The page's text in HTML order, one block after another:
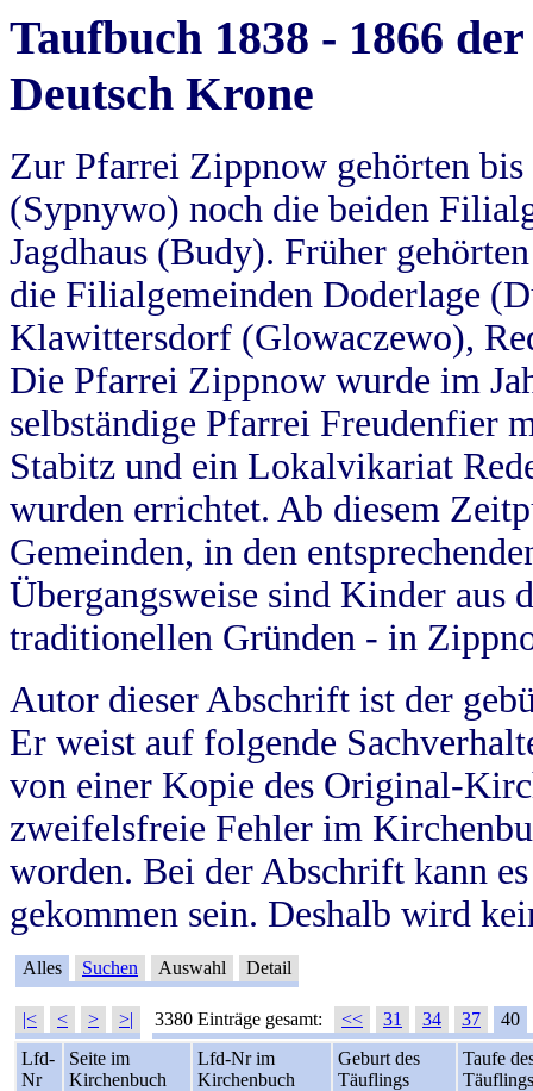
Taufbuch 1838 - 1866
Deutsch Krone
Zur Pfarrei Zippnow gehörten
(Sypnywo) noch die beiden
Jagdhaus (Budy). Früher
die Filialgemeinden Doderlage
Klawittersdorf (Glowaczewo),
Die Pfarrei Zippnow wurde im
selbständige Pfarrei Freudenfier
Stabitz und ein Lokalvikariat
wurden errichtet. Ab diesem
Gemeinden, in den
Übergangsweise sind Kinder aus
traditionellen Gründen - in
Autor dieser Abschrift ist der
Er weist auf folgende
von einer Kopie des Original-
zweifelsfreie Fehler im
worden. Bei der Abschrift kann
gekommen sein. Deshalb wird
Alles Suchen Auswahl Detail
|< < > >| 3380 Einträge gesamt: << 31 34 37
40
Lfd-
Nr
Seite im
Kirchenbuch
Lfd-Nr im
Kirchenbuch
Geburt des
Täuflings
Taufe
Täuflings